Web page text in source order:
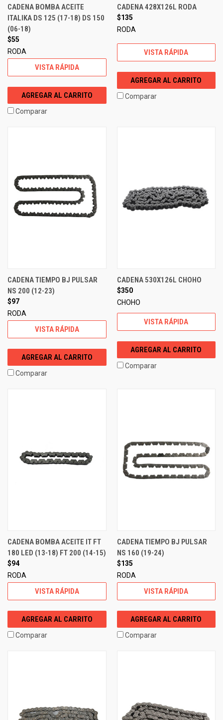
CADENA BOMBA ACEITE
ITALIKA DS 125 (17-18) DS 150
(06-18)
$55
RODA
VISTA RÁPIDA
AGREGAR AL CARRITO
Comparar
CADENA 428X126L RODA
$135
RODA
VISTA RÁPIDA
AGREGAR AL CARRITO
Comparar
CADENA TIEMPO BJ PULSAR
NS 200 (12-23)
$97
RODA
VISTA RÁPIDA
AGREGAR AL CARRITO
Comparar
CADENA 530X126L CHOHO
$350
CHOHO
VISTA RÁPIDA
AGREGAR AL CARRITO
Comparar
CADENA BOMBA ACEITE IT FT
180 LED (13-18) FT 200 (14-15)
$94
RODA
VISTA RÁPIDA
AGREGAR AL CARRITO
Comparar
CADENA TIEMPO BJ PULSAR
NS 160 (19-24)
$135
RODA
VISTA RÁPIDA
AGREGAR AL CARRITO
Comparar